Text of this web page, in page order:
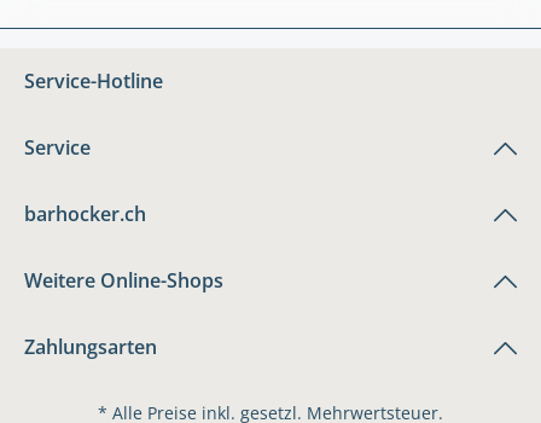
Service-Hotline
Service
barhocker.ch
Weitere Online-Shops
Zahlungsarten
* Alle Preise inkl. gesetzl. Mehrwertsteuer.